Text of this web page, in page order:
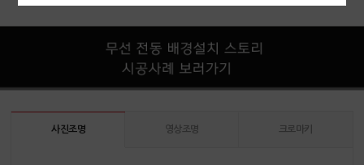
사진조명 영상조명 크로마키